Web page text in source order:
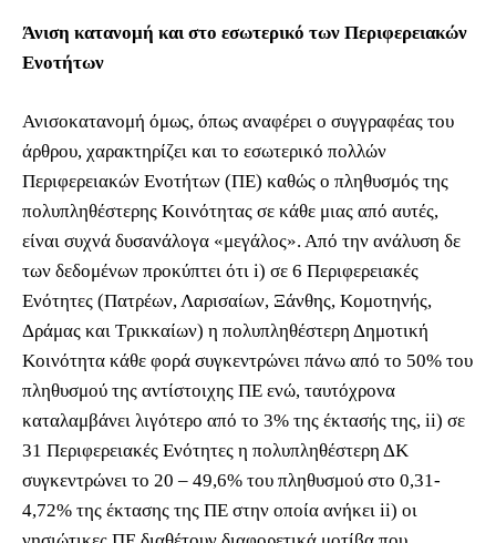
Άνιση κατανομή και στο εσωτερικό των Περιφερειακών
Ενοτήτων
Ανισοκατανομή όμως, όπως αναφέρει ο συγγραφέας του
άρθρου, χαρακτηρίζει και το εσωτερικό πολλών
Περιφερειακών Ενοτήτων (ΠΕ) καθώς ο πληθυσμός της
πολυπληθέστερης Κοινότητας σε κάθε μιας από αυτές,
είναι συχνά δυσανάλογα «μεγάλος». Από την ανάλυση δε
των δεδομένων προκύπτει ότι i) σε 6 Περιφερειακές
Ενότητες (Πατρέων, Λαρισαίων, Ξάνθης, Κομοτηνής,
Δράμας και Τρικκαίων) η πολυπληθέστερη Δημοτική
Κοινότητα κάθε φορά συγκεντρώνει πάνω από το 50% του
πληθυσμού της αντίστοιχης ΠΕ ενώ, ταυτόχρονα
καταλαμβάνει λιγότερο από το 3% της έκτασής της, ii) σε
31 Περιφερειακές Ενότητες η πολυπληθέστερη ΔΚ
συγκεντρώνει το 20 – 49,6% του πληθυσμού στο 0,31-
4,72% της έκτασης της ΠΕ στην οποία ανήκει ii) οι